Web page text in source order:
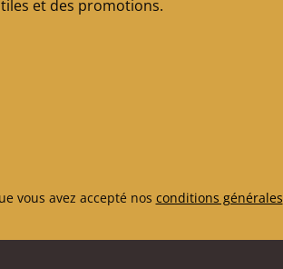
et des promotions.
vous avez accepté nos conditions générales